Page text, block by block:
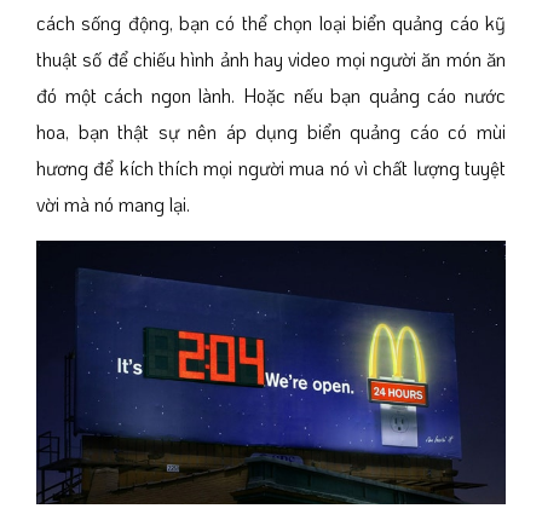
cách sống động, bạn có thể chọn loại biển quảng cáo kỹ
thuật số để chiếu hình ảnh hay video mọi người ăn món ăn
đó một cách ngon lành. Hoặc nếu bạn quảng cáo nước
hoa, bạn thật sự nên áp dụng biển quảng cáo có mùi
hương để kích thích mọi người mua nó vì chất lượng tuyệt
vời mà nó mang lại.